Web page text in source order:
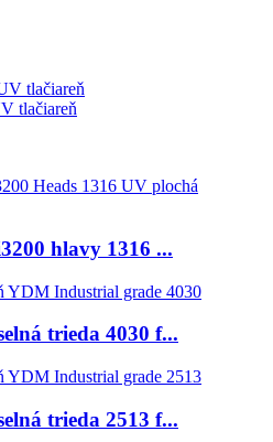
tlačiareň
tlačiareň
hlavy 1316 ...
trieda 4030 f...
trieda 2513 f...